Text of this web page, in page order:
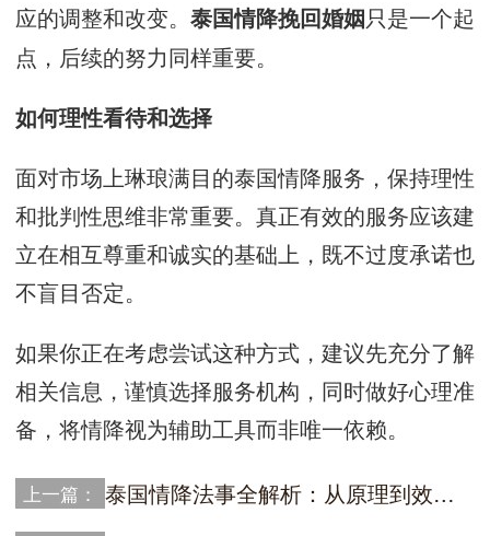
应的调整和改变。 泰国情降挽回婚姻只是一个起
点，后续的努力同样重要。
如何理性看待和选择
面对市场上琳琅满目的泰国情降服务，保持理性
和批判性思维非常重要。真正有效的服务应该建
立在相互尊重和诚实的基础上，既不过度承诺也
不盲目否定。
如果你正在考虑尝试这种方式，建议先充分了解
相关信息，谨慎选择服务机构，同时做好心理准
备，将情降视为辅助工具而非唯一依赖。
上一篇： 泰国情降法事全解析：从原理到效果，助你重获爱情真谛